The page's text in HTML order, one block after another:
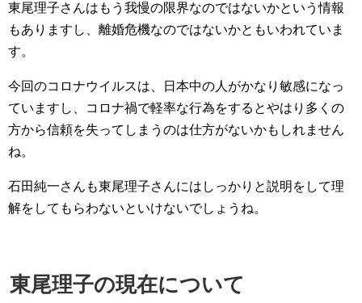
東尾理子さんはもう我慢の限界なのではないかという情報
もありますし、離婚危機なのではないかともいわれていま
す。
今回のコロナウイルスは、日本中の人がかなり敏感になっ
ていますし、コロナ禍で軽率な行為をするとやはり多くの
方から信頼を失ってしまうのは仕方がないかもしれません
ね。
石田純一さんも東尾理子さんにはしっかりと説明をして理
解をしてもらわないといけないでしょうね。
東尾理子の現在について